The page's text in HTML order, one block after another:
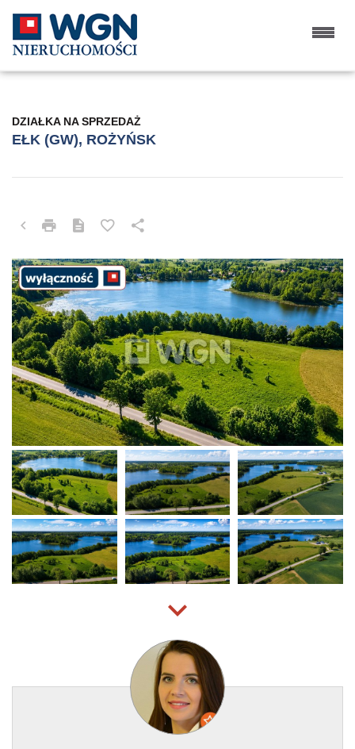
EŁK (GW), ROŻYŃSK
DZIAŁKA NA SPRZEDAŻ